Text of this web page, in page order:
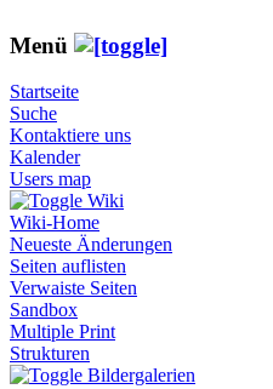
Menü
Startseite
Suche
Kontaktiere uns
Kalender
Users map
Wiki
Wiki-Home
Neueste Änderungen
Seiten auflisten
Verwaiste Seiten
Sandbox
Multiple Print
Strukturen
Bildergalerien